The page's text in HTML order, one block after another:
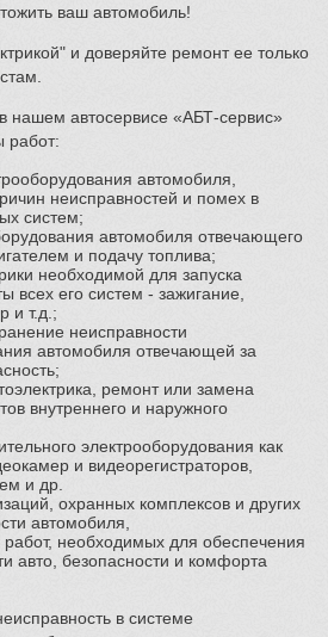
ваш автомобиль!
и доверяйте ремонт ее только
в нашем автосервисе «АБТ-сервис»
работ:
автомобиля,
неисправностей и помех в
систем;
автомобиля отвечающего
и подачу топлива;
необходимой для запуска
всех его систем - зажигание,
и т.д.;
неисправности
автомобиля отвечающей за
ремонт или замена
внутреннего и наружного
электрооборудования как
и видеорегистраторов,
и др.
охранных комплексов и других
автомобиля,
работ, необходимых для обеспечения
авто, безопасности и комфорта
в системе